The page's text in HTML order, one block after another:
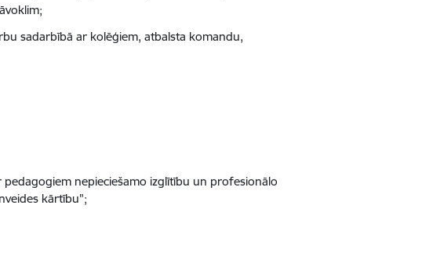
sadarbībā ar kolēģiem, atbalsta komandu,
nepieciešamo izglītību un profesionālo
kārtību";